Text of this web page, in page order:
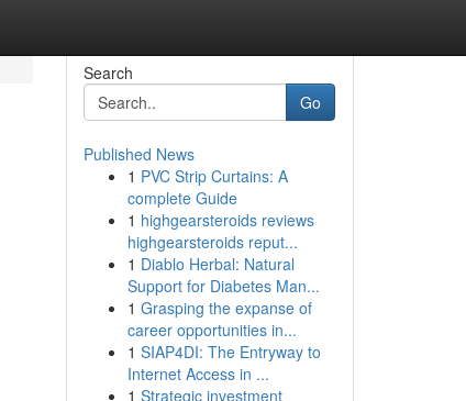
Search
Go
Published News
1 PVC Strip Curtains: A
complete Guide
1 highgearsteroids reviews
highgearsteroids reput...
1 Diablo Herbal: Natural
Support for Diabetes Man...
1 Grasping the expanse of
career opportunities in...
1 SIAP4DI: The Entryway to
Internet Access in ...
1 Strategic investment